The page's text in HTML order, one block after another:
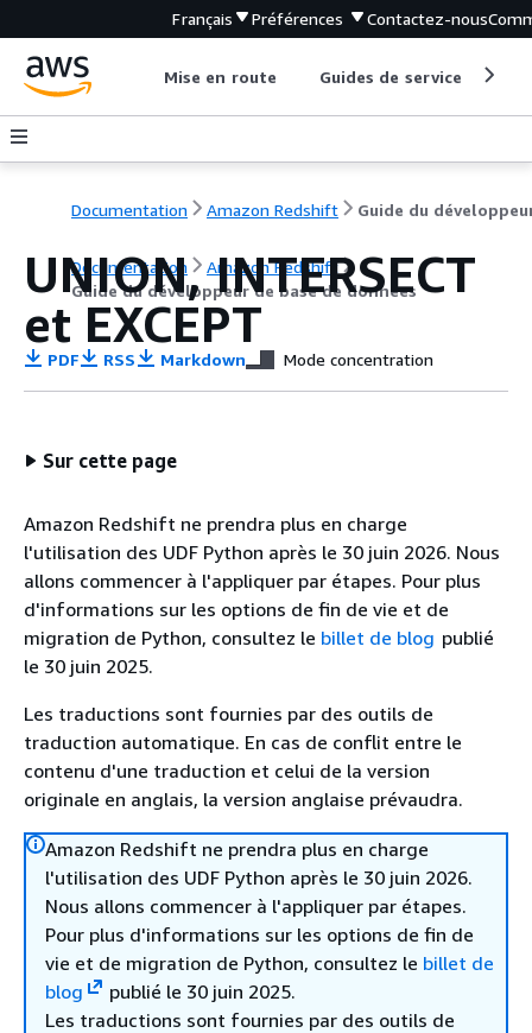
Français Préférences Contactez-nous
Mise en route Guides de service
Documentation Amazon Redshift
Documentation
Amazon Redshift
Guide du développeur de base de données
UNION, INTERSECT
et EXCEPT
PDF RSS Markdown Mode concentration
Sur cette page
Amazon Redshift ne prendra plus en charge
l'utilisation des UDF Python après le 30 juin 2026. Nous
allons commencer à l'appliquer par étapes. Pour plus
d'informations sur les options de fin de vie et de
migration de Python, consultez le billet de blog publié
le 30 juin 2025.
Les traductions sont fournies par des outils de
traduction automatique. En cas de conflit entre le
contenu d'une traduction et celui de la version
originale en anglais, la version anglaise prévaudra.
Amazon Redshift ne prendra plus en charge
l'utilisation des UDF Python après le 30 juin 2026.
Nous allons commencer à l'appliquer par étapes.
Pour plus d'informations sur les options de fin de
vie et de migration de Python, consultez le billet de
blog
publié le 30 juin 2025.
Les traductions sont fournies par des outils de